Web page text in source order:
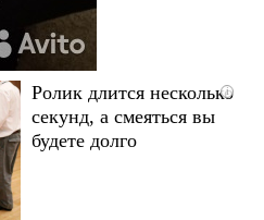
i
Ролик длится несколько
секунд, а смеяться вы
будете долго